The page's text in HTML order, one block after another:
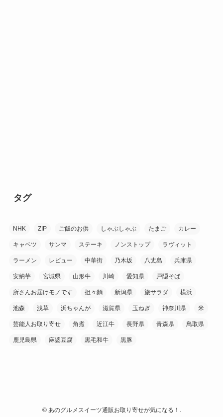
タグ
NHK ZIP ご飯のお供 しゃぶしゃぶ たまご カレー
キャベツ サンマ ステーキ ノンストップ ラヴィット
ラーメン レビュー 中華街 乃木坂 八丈島 兵庫県
安納芋 宮城県 山形牛 川崎 愛知県 戸隠そば
所さんお届けモノです 担々麵 新潟県 旅サラダ 横浜
池森 浅草 浜ちゃんが 滋賀県 玉ねぎ 神奈川県 米
芸能人お取り寄せ 角煮 近江牛 長野県 青森県 鳥取県
鹿児島県 麻婆豆腐 黒毛和牛 黒豚
©あのグルメスイーツ通販お取り寄せが気になる！.